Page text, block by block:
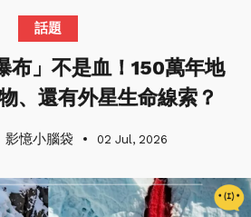
話題
布」不是血！150萬年地
、還有外星生命線索？
影憶小腦袋 02 Jul, 2026